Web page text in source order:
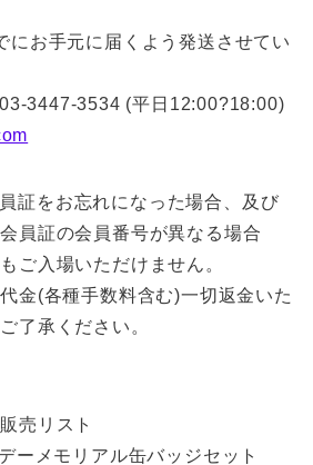
にお手元に届くよう発送させてい
3447-3534 (平日12:00?18:00)
証をお忘れになった場合、及び
員証の会員番号が異なる場合
ご入場いただけません。
金(各種手数料含む)一切返金いた
了承ください。
売リスト
ーメモリアル缶バッジセット